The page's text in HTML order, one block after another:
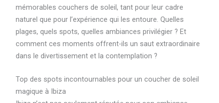
mémorables couchers de soleil, tant pour leur cadre
naturel que pour l’expérience qui les entoure. Quelles
plages, quels spots, quelles ambiances privilégier ? Et
comment ces moments offrent-ils un saut extraordinaire
dans le divertissement et la contemplation ?
Top des spots incontournables pour un coucher de soleil
magique à Ibiza